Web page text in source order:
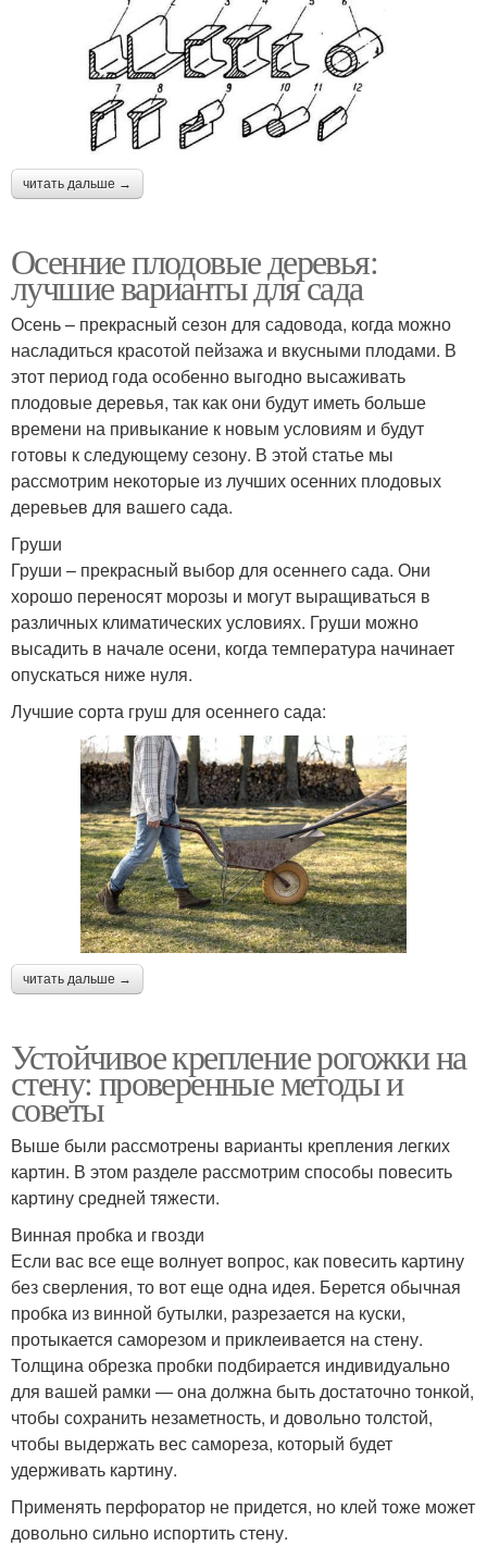
читать дальше →
Осенние плодовые деревья:
лучшие варианты для сада
Осень – прекрасный сезон для садовода, когда можно
насладиться красотой пейзажа и вкусными плодами. В
этот период года особенно выгодно высаживать
плодовые деревья, так как они будут иметь больше
времени на привыкание к новым условиям и будут
готовы к следующему сезону. В этой статье мы
рассмотрим некоторые из лучших осенних плодовых
деревьев для вашего сада.
Груши
Груши – прекрасный выбор для осеннего сада. Они
хорошо переносят морозы и могут выращиваться в
различных климатических условиях. Груши можно
высадить в начале осени, когда температура начинает
опускаться ниже нуля.
Лучшие сорта груш для осеннего сада:
читать дальше →
Устойчивое крепление рогожки на
стену: проверенные методы и
советы
Выше были рассмотрены варианты крепления легких
картин. В этом разделе рассмотрим способы повесить
картину средней тяжести.
Винная пробка и гвозди
Если вас все еще волнует вопрос, как повесить картину
без сверления, то вот еще одна идея. Берется обычная
пробка из винной бутылки, разрезается на куски,
протыкается саморезом и приклеивается на стену.
Толщина обрезка пробки подбирается индивидуально
для вашей рамки — она должна быть достаточно тонкой,
чтобы сохранить незаметность, и довольно толстой,
чтобы выдержать вес самореза, который будет
удерживать картину.
Применять перфоратор не придется, но клей тоже может
довольно сильно испортить стену.